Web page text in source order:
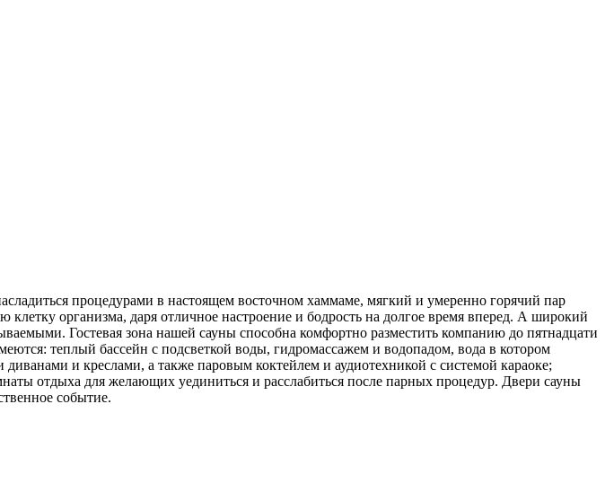
процедурами в настоящем восточном хаммаме, мягкий и умеренно горячий пар
клетку организма, даря отличное настроение и бодрость на долгое время вперед. А широкий
Гостевая зона нашей сауны способна комфортно разместить компанию до пятнадцати
теплый бассейн с подсветкой воды, гидромассажем и водопадом, вода в котором
и креслами, а также паровым коктейлем и аудиотехникой с системой караоке;
отдыха для желающих уединиться и расслабиться после парных процедур. Двери сауны
событие.